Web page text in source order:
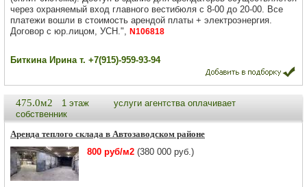
через охраняемый вход главного вестибюля с 8-00 до 20-00. Все
платежи вошли в стоимость арендой платы + электроэнергия.
Договор с юр.лицом, УСН.", N106818
Биткина Ирина т. +7(915)-959-93-94
475.0м2 1 этаж
услуги агентства оплачивает
собственник
Аренда теплого склада в Автозаводском районе
800 руб/м2 (380 000 руб.)